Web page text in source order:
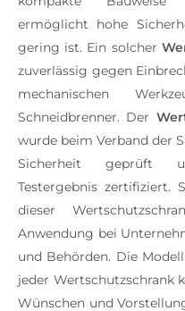
ermöglicht hohe
gering ist. Ein solcher
zuverlässig gegen
mechanischen
Schneidbrenner. Der
wurde beim Verband der
Sicherheit geprüft
Testergebnis zertifiziert.
dieser
Anwendung bei
und Behörden. Die
jeder Wertschutzschrank
Wünschen und